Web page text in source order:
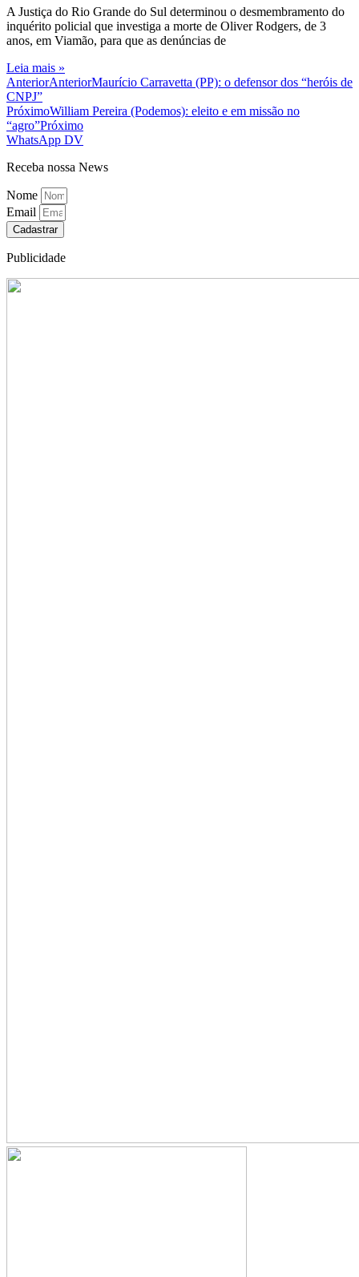
A Justiça do Rio Grande do Sul determinou o desmembramento do
inquérito policial que investiga a morte de Oliver Rodgers, de 3
anos, em Viamão, para que as denúncias de
Leia mais »
AnteriorAnteriorMaurício Carravetta (PP): o defensor dos “heróis de
CNPJ”
PróximoWilliam Pereira (Podemos): eleito e em missão no
“agro”Próximo
WhatsApp DV
Receba nossa News
Nome
Email
Cadastrar
Publicidade